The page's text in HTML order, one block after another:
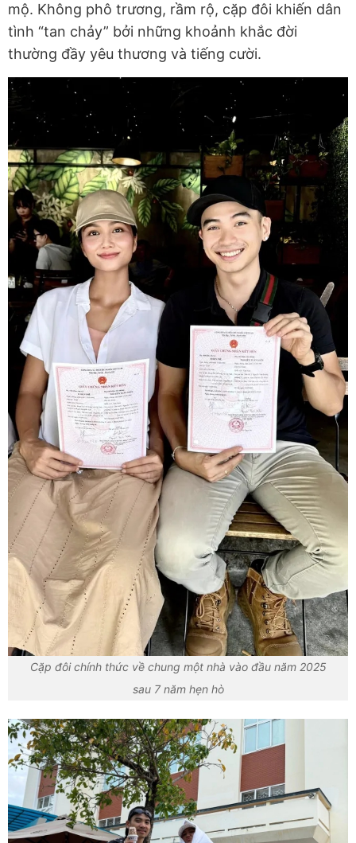
mộ. Không phô trương, rầm rộ, cặp đôi khiến dân
tình “tan chảy” bởi những khoảnh khắc đời
thường đầy yêu thương và tiếng cười.
Cặp đôi chính thức về chung một nhà vào đầu năm 2025
sau 7 năm hẹn hò